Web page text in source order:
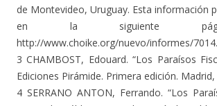
de Montevideo, Uruguay. Esta información
en la siguiente
http://www.choike.org/nuevo/informes/
3 CHAMBOST, Edouard. “Los Paraísos
Ediciones Pirámide. Primera edición.
4 SERRANO ANTON, Ferrando. “Los